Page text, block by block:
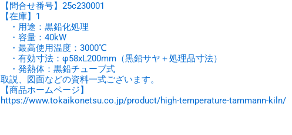
【問合せ番号】25c230001
【在庫】1
・用途：黒鉛化処理
・容量：40kW
・最高使用温度：3000℃
・有効寸法：φ58xL200mm（黒鉛サヤ＋処理品寸法）
・発熱体：黒鉛チューブ式
取説、図面などの資料一式ございます。
【商品ホームページ】
https://www.tokaikonetsu.co.jp/product/high-temperature-tammann-kiln/